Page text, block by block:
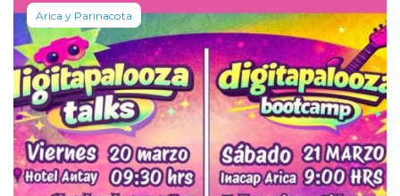
Arica y Parinacota